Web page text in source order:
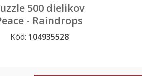
500 dielikov
- Raindrops
Lullaby
Kód: 104935528